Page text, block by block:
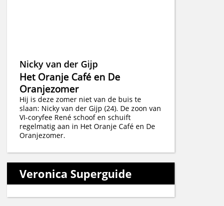
Nicky van der Gijp
Het Oranje Café en De
Oranjezomer
Hij is deze zomer niet van de buis te
slaan: Nicky van der Gijp (24). De zoon van
VI-coryfee René schoof en schuift
regelmatig aan in Het Oranje Café en De
Oranjezomer.
Veronica Superguide